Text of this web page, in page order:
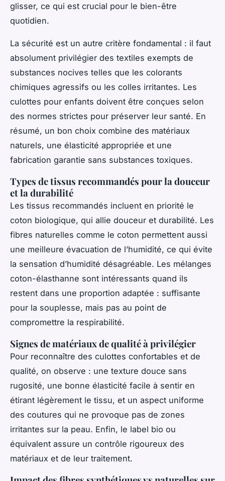
glisser, ce qui est crucial pour le bien-être
quotidien.
La sécurité est un autre critère fondamental : il faut
absolument privilégier des textiles exempts de
substances nocives telles que les colorants
chimiques agressifs ou les colles irritantes. Les
culottes pour enfants doivent être conçues selon
des normes strictes pour préserver leur santé. En
résumé, un bon choix combine des matériaux
naturels, une élasticité appropriée et une
fabrication garantie sans substances toxiques.
Types de tissus recommandés pour la douceur
et la durabilité
Les tissus recommandés incluent en priorité le
coton biologique, qui allie douceur et durabilité. Les
fibres naturelles comme le coton permettent aussi
une meilleure évacuation de l’humidité, ce qui évite
la sensation d’humidité désagréable. Les mélanges
coton-élasthanne sont intéressants quand ils
restent dans une proportion adaptée : suffisante
pour la souplesse, mais pas au point de
compromettre la respirabilité.
Signes de matériaux de qualité à privilégier
Pour reconnaître des culottes confortables et de
qualité, on observe : une texture douce sans
rugosité, une bonne élasticité facile à sentir en
étirant légèrement le tissu, et un aspect uniforme
des coutures qui ne provoque pas de zones
irritantes sur la peau. Enfin, le label bio ou
équivalent assure un contrôle rigoureux des
matériaux et de leur traitement.